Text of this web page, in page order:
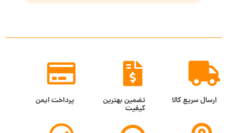
ارسال سریع کالا تضمین بهترین
کیفیت
پرداخت ایمن